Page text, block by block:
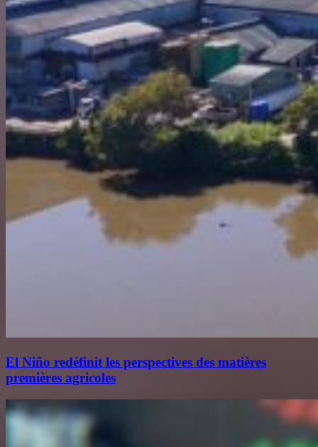
El Niño redéfinit les perspectives des matières
premières agricoles